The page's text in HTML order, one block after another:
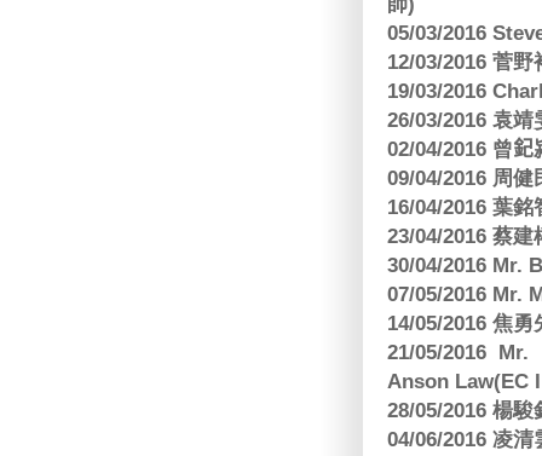
05/03/2016
12/03/2016 菅
19/03/2016
26/03/2016 袁
02/04/2016 曾
09/04/2016 周
16/04/2016 葉
23/04/2016 蔡
30/04/2016 Mr.
07/05/2016 Mr.
14/05/2016 焦
21/05/2016
Anson Law(EC
28/05/2016 楊
04/06/2016 凌